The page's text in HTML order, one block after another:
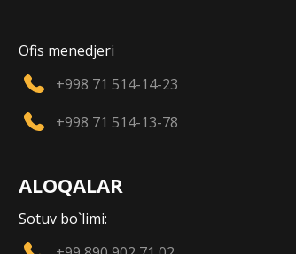
Ofis menedjeri
+998 71 514-14-23
+998 71 514-13-78
ALOQALAR
Sotuv bo`limi: